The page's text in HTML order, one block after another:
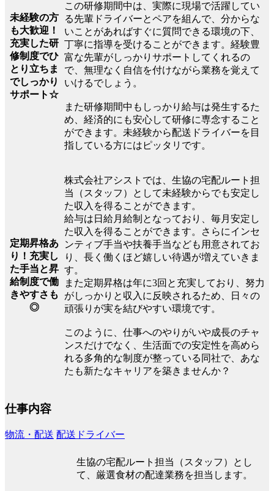
未経験の方
も大歓迎！
充実した研
修制度でひ
とり立ちま
でしっかり
サポート☆
この研修期間中は、実際に現場で活躍してい
る先輩ドライバーとペアを組んで、分からな
いことがあればすぐに質問できる環境の下、
丁寧に指導を受けることができます。経験豊
富な先輩がしっかりサポートしてくれるの
で、無理なく自信を付けながら業務を覚えて
いけるでしょう。
また研修期間中もしっかり給与は発生するた
め、経済的にも安心して研修に専念すること
ができます。未経験から配送ドライバーを目
指している方にはピッタリです。
定期昇格あ
り！充実し
た手当と昇
給制度で働
きやすさも
◎
株式会社アシストでは、生協の宅配ルート担
当（スタッフ）として未経験からでも安定し
た収入を得ることができます。
給与は日給月給制となっており、毎月安定し
た収入を得ることができます。さらにインセ
ンティブ手当や扶養手当なども用意されてお
り、長く働くほど嬉しい待遇が増えていきま
す。
また定期昇格は年に3回と充実しており、努力
がしっかりと収入に反映されるため、日々の
頑張りが実を結びやすい環境です。
このように、仕事へのやりがいや成長のチャ
ンスだけでなく、生活面での安定性を高めら
れる多角的な制度が整っている同社で、あな
たも新たなキャリアを築きませんか？
仕事内容
物流・配送 配送ドライバー
生協の宅配ルート担当（スタッフ）とし
て、厳選食材の配達業務を担当します。